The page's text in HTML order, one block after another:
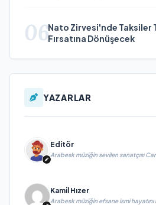
06Nato Zirvesi'nde Taksiler
Fırsatına Dönüşecek
YAZARLAR
Editör
Arabesk müziğin sevilen sanatçısı
Kamil Hızer
Arabesk müziğin efsane ismi